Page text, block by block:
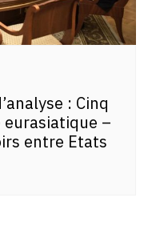
: Cinq
eurasiatique –
entre Etats